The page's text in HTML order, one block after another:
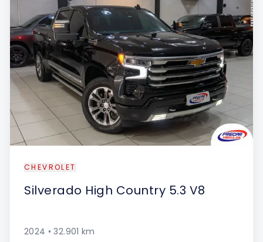
CHEVROLET
Silverado High Country 5.3 V8
2024 •32.901 km